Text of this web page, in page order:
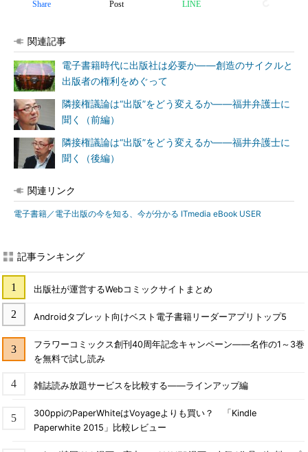
Share Post LINE
関連記事
電子書籍時代に出版社は必要か――創造のサイクルと
出版者の権利をめぐって
隣接権議論は“出版”をどう変えるか――福井弁護士に
聞く（前編）
隣接権議論は“出版”をどう変えるか――福井弁護士に
聞く（後編）
関連リンク
電子書籍／電子出版の今を知る、今が分かる ITmedia eBook USER
記事ランキング
出版社が運営するWebコミックサイトまとめ
Androidタブレット向けベスト電子書籍リーダーアプリトップ5
フラワーコミックス創刊40周年記念キャンペーン――名作の1～3巻
を無料で試し読み
雑誌読み放題サービスを比較する――ラインアップ編
300ppiのPaperWhiteはVoyageよりも買い？ 「Kindle
Paperwhite 2015」比較レビュー